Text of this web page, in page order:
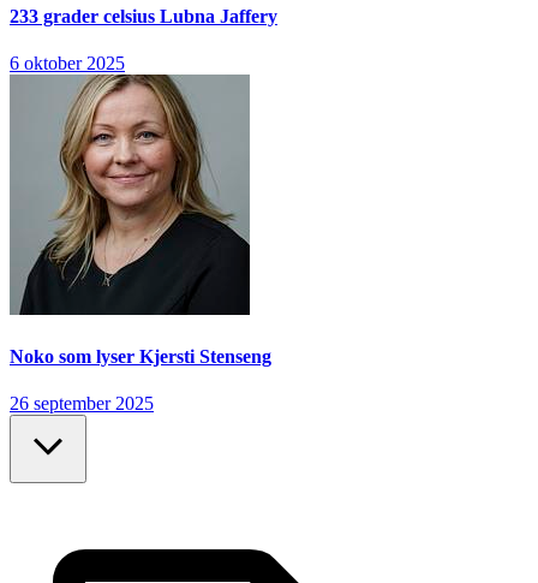
233 grader celsius Lubna Jaffery
6 oktober 2025
Noko som lyser Kjersti Stenseng
26 september 2025